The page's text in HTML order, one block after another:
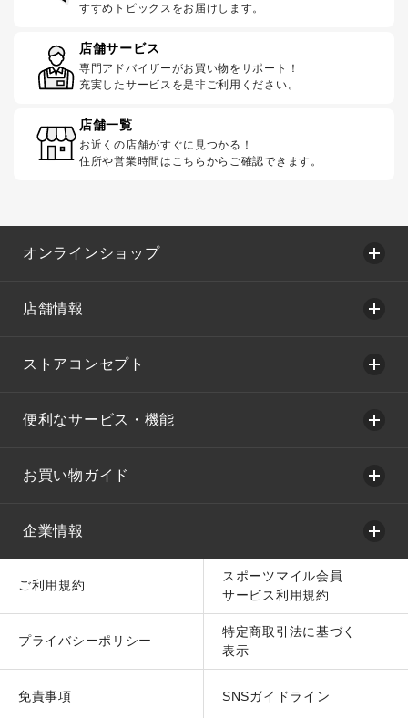
すすめトピックスをお届けします。
店舗サービス
専門アドバイザーがお買い物をサポート！
充実したサービスを是非ご利用ください。
店舗一覧
お近くの店舗がすぐに見つかる！
住所や営業時間はこちらからご確認できます。
オンラインショップ
店舗情報
ストアコンセプト
便利なサービス・機能
お買い物ガイド
企業情報
ご利用規約
スポーツマイル会員
サービス利用規約
プライバシーポリシー
特定商取引法に基づく
表示
免責事項 SNSガイドライン